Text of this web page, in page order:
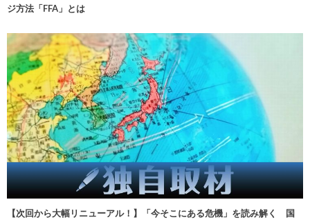
ジ方法「FFA」とは
【次回から大幅リニューアル！】「今そこにある危機」を読み解く 国